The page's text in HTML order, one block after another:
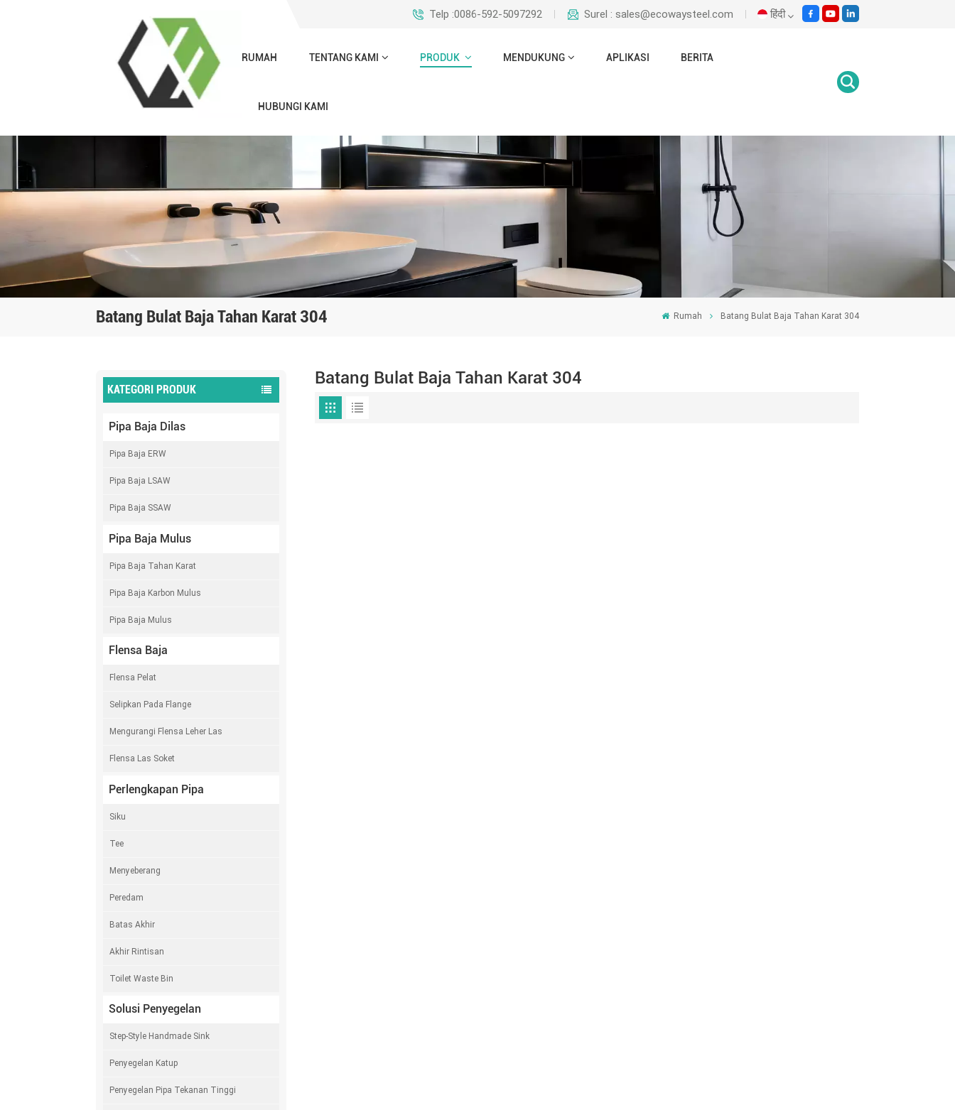
Telp :0086-592-5097292 Surel : sales@ecowaysteel.com हिंदी
RUMAH TENTANG KAMI PRODUK MENDUKUNG APLIKASI BERITA
HUBUNGI KAMI
Batang Bulat Baja Tahan Karat 304 Rumah Batang Bulat Baja Tahan Karat 304
KATEGORI PRODUK
Pipa Baja Dilas
Pipa Baja ERW
Pipa Baja LSAW
Pipa Baja SSAW
Pipa Baja Mulus
Pipa Baja Tahan Karat
Pipa Baja Karbon Mulus
Pipa Baja Mulus
Flensa Baja
Flensa Pelat
Selipkan Pada Flange
Mengurangi Flensa Leher Las
Flensa Las Soket
Perlengkapan Pipa
Siku
Tee
Menyeberang
Peredam
Batas Akhir
Akhir Rintisan
Toilet Waste Bin
Solusi Penyegelan
Step-Style Handmade Sink
Penyegelan Katup
Penyegelan Pipa Tekanan Tinggi
Batang Bulat Baja Tahan Karat 304